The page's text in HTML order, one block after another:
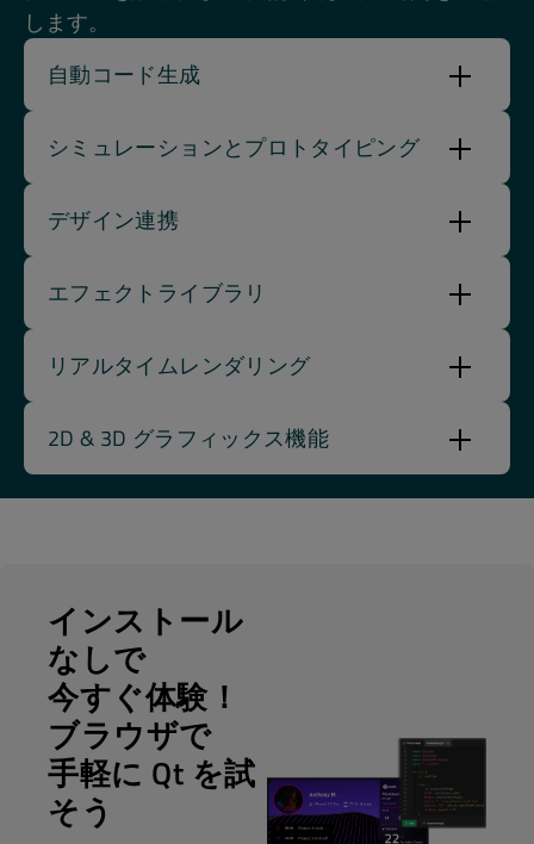
します。
自動コード生成
シミュレーションとプロトタイピング
デザイン連携
エフェクトライブラリ
リアルタイムレンダリング
2D & 3D グラフィックス機能
インストール
なしで
今すぐ体験！
ブラウザで
手軽に Qt を試
そう